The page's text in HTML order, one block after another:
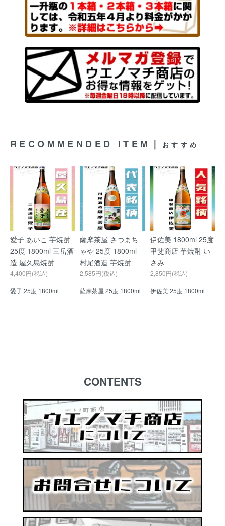
RECOMMENDED ITEM｜ おすすめ
愛子 あいこ 芋焼酎
25度 1800ml 三岳酒
造 屋久島焼酎
4,400円(税込)
愛子 25度 1800ml
薩摩茶屋 さつまち
ゃや 25度 1800ml
村尾酒造 芋焼酎
2,585円(税込)
薩摩茶屋 25度 1800ml
伊佐美 1800ml 25度
甲斐商店 芋焼酎 い
さみ
2,850円(税込)
伊佐美 25度 1800ml
CONTENTS